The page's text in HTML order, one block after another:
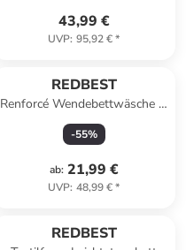
43,99 €
UVP: 95,92 €*
REDBEST
Renforcé Wendebettwäsche in
anthrazit-grau
-55%
ab: 21,99 €
UVP: 48,99 €*
REDBEST